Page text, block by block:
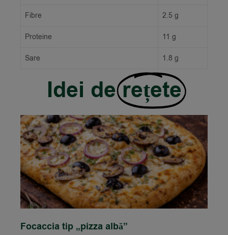
Fibre 2.5 g
Proteine 11 g
Sare 1.8 g
Idei derețete
Focaccia tip „pizza albă”